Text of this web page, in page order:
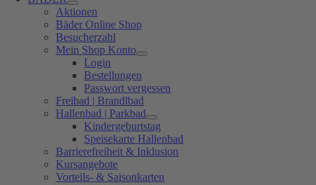
Aktionen
Bäder Online Shop
Besucherzahl
Mein Shop Konto
Login
Bestellungen
Passwort vergessen
Freibad | Brandlbad
Hallenbad | Parkbad
Kindergeburtstag
Speisekarte Hallenbad
Barrierefreiheit & Inklusion
Kursangebote
Vorteils- & Saisonkarten